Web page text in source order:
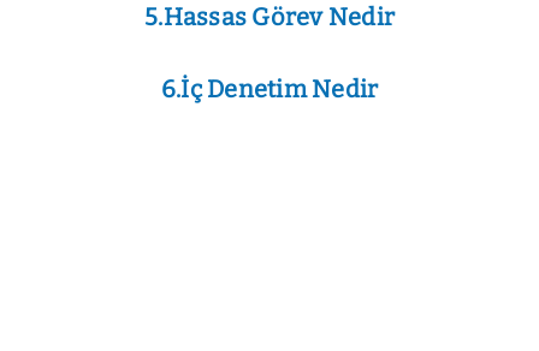
5.Hassas Görev Nedir
6.İç Denetim Nedir